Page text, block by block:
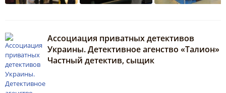
Ассоциация приватных детективов
Украины. Детективное агенство «Талион»
Частный детектив, сыщик